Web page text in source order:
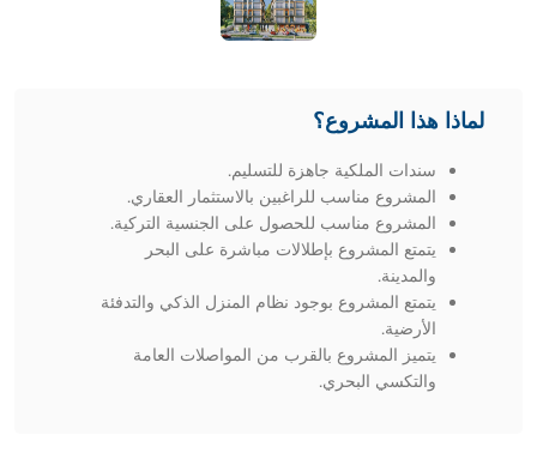
لماذا هذا المشروع؟
سندات الملكية جاهزة للتسليم.
المشروع مناسب للراغبين بالاستثمار العقاري.
المشروع مناسب للحصول على الجنسية التركية.
يتمتع المشروع بإطلالات مباشرة على البحر
والمدينة.
يتمتع المشروع بوجود نظام المنزل الذكي والتدفئة
الأرضية.
يتميز المشروع بالقرب من المواصلات العامة
والتكسي البحري.